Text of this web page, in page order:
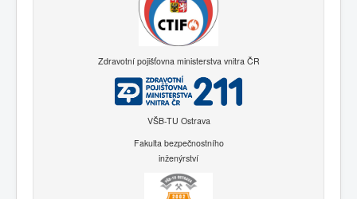
Zdravotní pojišťovna ministerstva vnitra ČR
VŠB-TU Ostrava
Fakulta bezpečnostního
inženýrství